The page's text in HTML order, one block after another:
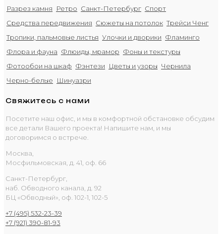
Разрез камня
Ретро Санкт-Петербург Спорт
Средства передвижения Сюжеты на потолок Трейси Ченг
Тропики, пальмовые листья Улочки и дворики Фламинго
Флора и фауна Флюиды, мрамор Фоны и текстуры
Фотообои на шкаф Фэнтези Цветы и узоры Чернила
Черно-белые
Шинуазри
Свяжитесь с нами
Посетите наш офис, и мы в комфортной обстановке обсудим
все детали Вашего проекта! Напишите нам, и мы
договоримся о встрече.
Москва,
Мосфильмовская, д. 41, оф. 66
Санкт-Петербург,
наб. Обводного канала, д. 92
БЦ «Обводный», оф. 102-1, 102-5
+7 (495) 532-23-39
+7 (921) 390-81-93